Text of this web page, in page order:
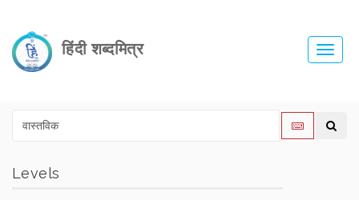
हिंदी शब्दमित्र
Levels